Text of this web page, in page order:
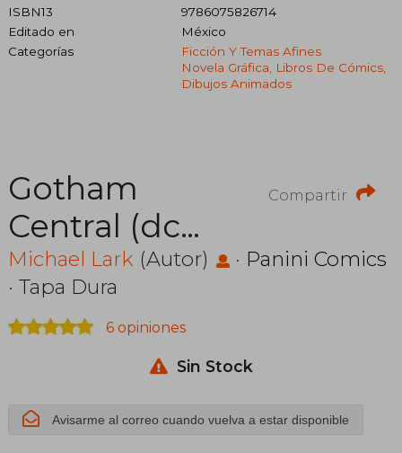
ISBN13
9786075826714
Editado en
México
Categorías
Ficción Y Temas Afines
Novela Gráfica, Libros De Cómics,
Dibujos Animados
Compartir
Gotham
Central (dc
Omnibus)
Michael Lark (Autor) · Panini Comics
· Tapa Dura
6 opiniones
Sin Stock
Avisarme al correo cuando vuelva a estar disponible